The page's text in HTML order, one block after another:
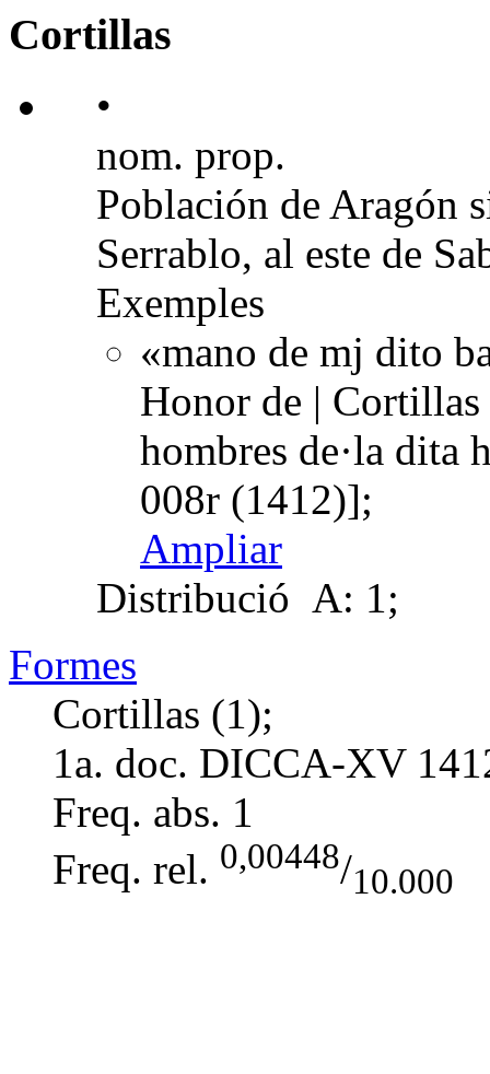
Cortillas
•
nom. prop.
Población de Aragón
Serrablo, al este de
Exemples
«mano de mj dito
Honor de | Cortillas
hombres de·la dita
008r (1412)];
Ampliar
Distribució A: 1;
Formes
Cortillas (1);
1a. doc. DICCA-XV
Freq. abs. 1
Freq. rel. 0,00448/10.000